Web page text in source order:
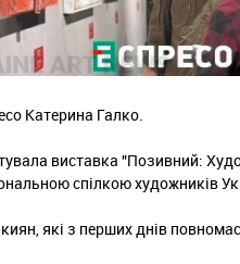
Катерина Галко.
виставка "Позивний:
спілкою художників
які з перших днів